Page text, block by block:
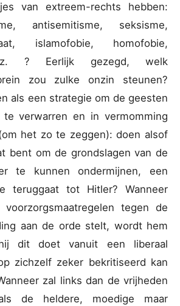
van extreem-rechts hebben:
antisemitisme, seksisme,
islamofobie, homofobie,
? Eerlijk gezegd, welk
zou zulke onzin steunen?
als een strategie om de geesten
verwarren en in vermomming
het zo te zeggen): doen alsof
bent om de grondslagen van de
te kunnen ondermijnen, een
teruggaat tot Hitler? Wanneer
voorzorgsmaatregelen tegen de
aan de orde stelt, wordt hem
dit doet vanuit een liberaal
zichzelf zeker bekritiseerd kan
zal links dan de vrijheden
de heldere, moedige maar